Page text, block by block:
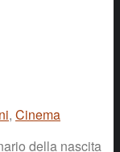
, Cinema
della nascita